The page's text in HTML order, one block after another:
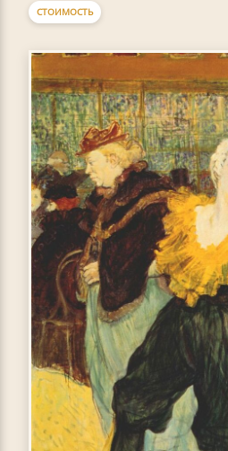
СТОИМОСТЬ